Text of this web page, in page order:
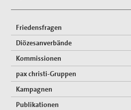
pax christi Pilgertag
Friedensgebet zum
Menschenrechte
Mitmachen
Spenden
Mitglied werden
Friedensfragen
Diözesanverbände
Kommissionen
pax christi-Gruppen
Kampagnen
Publikationen